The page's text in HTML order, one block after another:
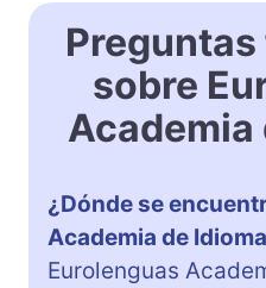
sobre
Academia
¿Dónde se
Academia de
Eurolenguas